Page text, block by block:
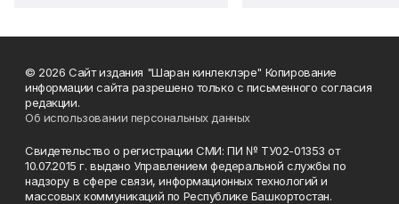
© 2026 Сайт издания "Шаран кинлеклэре" Копирование
информации сайта разрешено только с письменного согласия
редакции.
Об использовании персональных данных
Свидетельство о регистрации СМИ: ПИ № ТУ02-01353 от
10.07.2015 г. выдано Управлением федеральной службы по
надзору в сфере связи, информационных технологий и
массовых коммуникаций по Республике Башкортостан.